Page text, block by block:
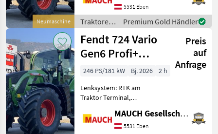
Neumaschine
Kreuzsteuerhebel:
elektrisch, Oberlenker
hinten: hydraulisch,
Bolzengröße
Anhängevorrichtung (m
5531 Eben
Traktoren
/ Fendt
Premium Gold Händler
Fendt 724 Vario
Gen6 Profi+
Setting2
Preis
auf
Anfrage
246 PS/181 kW Bj. 2026
2 h
Lenksystem: RTK am
Traktor Terminal,
540/540E/1000/1000E,
Anhängevorrichtung:
MAUCH Gesellschaft m.b.H. & Co.KG, Eben
5531 Eben